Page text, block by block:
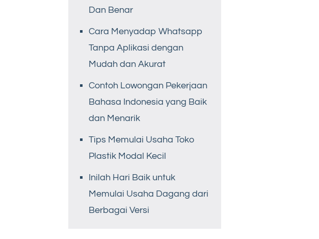
Dan Benar
Cara Menyadap Whatsapp
Tanpa Aplikasi dengan
Mudah dan Akurat
Contoh Lowongan Pekerjaan
Bahasa Indonesia yang Baik
dan Menarik
Tips Memulai Usaha Toko
Plastik Modal Kecil
Inilah Hari Baik untuk
Memulai Usaha Dagang dari
Berbagai Versi